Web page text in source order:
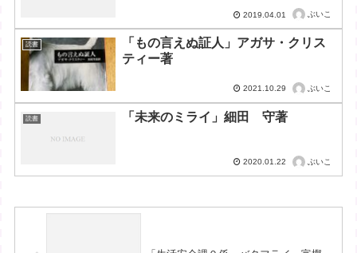
2019.04.01 ぶいこ
読書
「もの言えぬ証人」アガサ・クリス
ティー著
2021.10.29 ぶいこ
読書 「未来のミライ」細田 守著
2020.01.22 ぶいこ